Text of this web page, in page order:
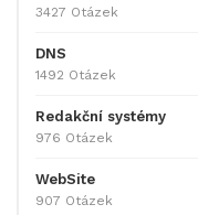
3427 Otázek
DNS
1492 Otázek
Redakční systémy
976 Otázek
WebSite
907 Otázek